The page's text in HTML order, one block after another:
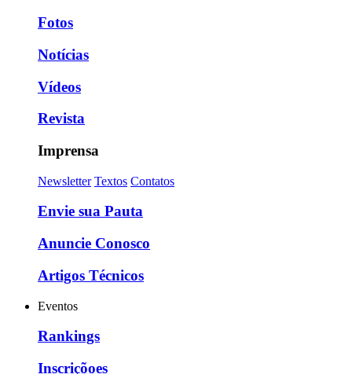
Fotos
Notícias
Vídeos
Revista
Imprensa
Newsletter Textos Contatos
Envie sua Pauta
Anuncie Conosco
Artigos Técnicos
Eventos
Rankings
Inscriçõoes